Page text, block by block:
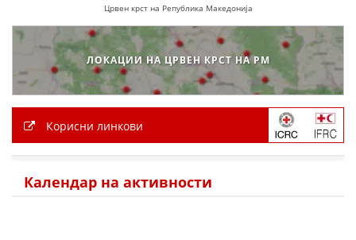
Црвен крст на Република Македонија
ЛОКАЦИИ НА ЦРВЕН КРСТ НА РМ
Корисни линкови
Календар на активности